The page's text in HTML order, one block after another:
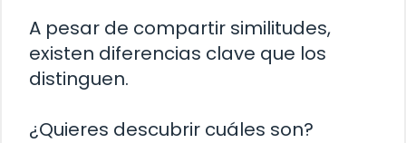
A pesar de compartir similitudes,
existen diferencias clave que los
distinguen.
¿Quieres descubrir cuáles son?